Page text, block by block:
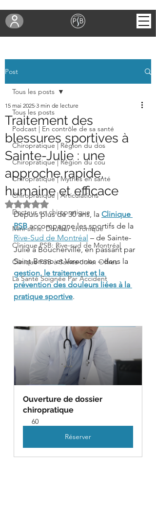
Post
Tous les posts
Podcast | En contrôle de sa santé
Chiropratique | Région du dos
Chiropratique | Région du cou
Chiropratique | Mythes en santé
Chiropratique | Articulations
Docteur en chiropratique
Mini-série: Douleur chronique
Clinique PSB: Rive-sud de Montréal
Clinique PSB à Sainte-Julie: Offres
La Santé Soignée Par Accident
Tous les posts
Traitement des
blessures sportives à
Sainte-Julie : une
approche rapide,
humaine et efficace
15 mai 2025 3 min de lecture
Noté NaN étoiles sur 5.
Depuis plus de 30 ans, la Clinique
PSB accompagne les sportifs de la
Rive-Sud de Montréal – de Sainte-
Julie à Boucherville, en passant par
Saint-Bruno et Varennes – dans la
gestion, le traitement et la
prévention des douleurs liées à la
pratique sportive.
Ouverture de dossier
chiropratique
60
Réserver